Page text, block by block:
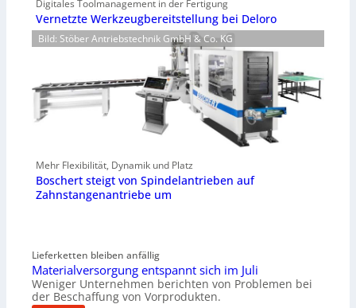
Digitales Toolmanagement in der Fertigung
Vernetzte Werkzeugbereitstellung bei Deloro
Bild: Stöber Antriebstechnik GmbH & Co. KG
Mehr Flexibilität, Dynamik und Platz
Boschert steigt von Spindelantrieben auf
Zahnstangenantriebe um
Lieferketten bleiben anfällig
Materialversorgung entspannt sich im Juli
Weniger Unternehmen berichten von Problemen bei
der Beschaffung von Vorprodukten.